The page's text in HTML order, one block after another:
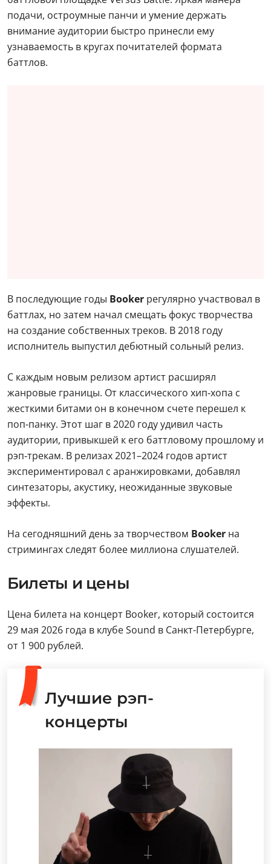
подачи, остроумные панчи и умение держать
внимание аудитории быстро принесли ему
узнаваемость в кругах почитателей формата
баттлов.
В последующие годы Booker регулярно участвовал в
баттлах, но затем начал смещать фокус творчества
на создание собственных треков. В 2018 году
исполнитель выпустил дебютный сольный релиз.
С каждым новым релизом артист расширял
жанровые границы. От классического хип‑хопа с
жесткими битами он в конечном счете перешел к
поп-панку. Этот шаг в 2020 году удивил часть
аудитории, привыкшей к его баттловому прошлому и
рэп‑трекам. В релизах 2021–2024 годов артист
экспериментировал с аранжировками, добавлял
синтезаторы, акустику, неожиданные звуковые
эффекты.
На сегодняшний день за творчеством Booker на
стримингах следят более миллиона слушателей.
Билеты и цены
Цена билета на концерт Booker, который состоится
29 мая 2026 года в клубе Sound в Санкт-Петербурге,
от 1 900 рублей.
Лучшие рэп-
концерты